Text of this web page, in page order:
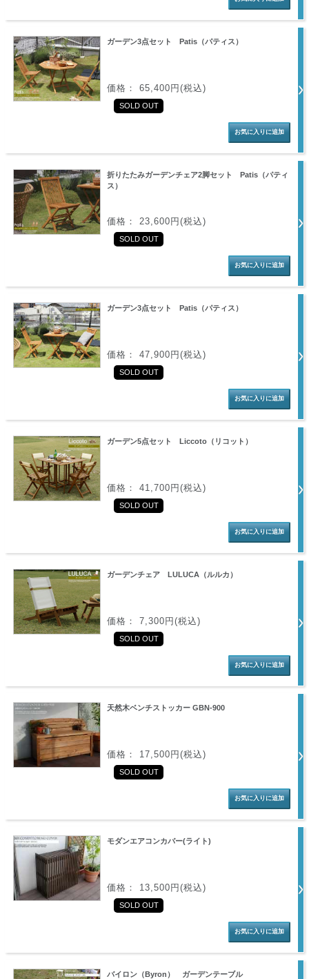
ガーデン3点セット Patis（パティス）
価格： 65,400円(税込)
SOLD OUT
折りたたみガーデンチェア2脚セット Patis（パティ
ス）
価格： 23,600円(税込)
SOLD OUT
ガーデン3点セット Patis（パティス）
価格： 47,900円(税込)
SOLD OUT
ガーデン5点セット Liccoto（リコット）
価格： 41,700円(税込)
SOLD OUT
ガーデンチェア LULUCA（ルルカ）
価格： 7,300円(税込)
SOLD OUT
天然木ベンチストッカー GBN-900
価格： 17,500円(税込)
SOLD OUT
モダンエアコンカバー(ライト)
価格： 13,500円(税込)
SOLD OUT
バイロン（Byron） ガーデンテーブル